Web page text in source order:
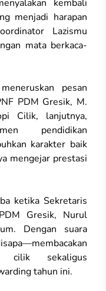
kembali
menjadi harapan
Lazismu
mata berkaca-
pesan
PDM Gresik, M.
Cilik, lanjutnya,
pendidikan
karakter baik
mengejar prestasi
ketika Sekretaris
Gresik, Nurul
Dengan suara
cilik sekaligus
tahun ini.